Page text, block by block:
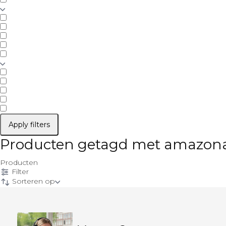
Apply filters
Producten getagd met
Producten
Filter
Sorteren op